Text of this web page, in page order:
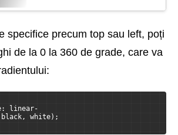
specifice precum top sau left, poți
de la 0 la 360 de grade, care va
linear-
black, white);